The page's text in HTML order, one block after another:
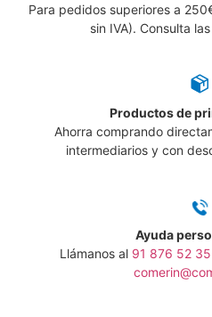
Para pedidos superiores a
sin IVA). Consulta las
Productos de
Ahorra comprando
intermediarios y con
Ayuda
Llámanos al 91 876 52 35